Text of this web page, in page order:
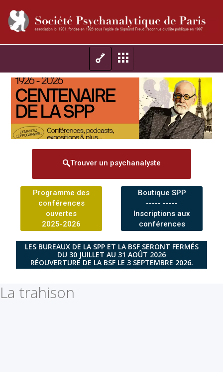
Trouver un psychanalyste
Programme des
conférences
ouvertes
2025-2026
Boutique SPP
----- -----
Inscriptions aux
conférences
LES BUREAUX DE LA SPP ET LA BSF SERONT FERMÉS
DU 30 JUILLET AU 31 AOÛT 2026
RÉOUVERTURE DE LA BSF LE 3 SEPTEMBRE 2026.
La trahison